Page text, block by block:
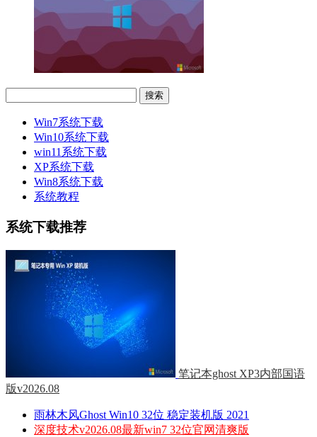
Win7系统下载
Win10系统下载
win11系统下载
XP系统下载
Win8系统下载
系统教程
系统下载推荐
笔记本ghost XP3内部国语
版v2026.08
雨林木风Ghost Win10 32位 稳定装机版 2021
深度技术v2026.08最新win7 32位官网清爽版